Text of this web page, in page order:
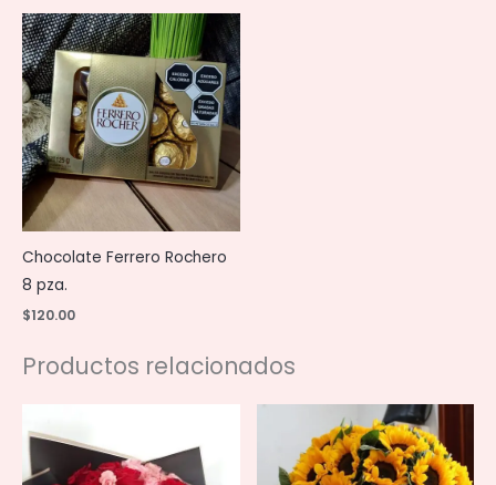
Chocolate Ferrero Rochero
8 pza.
$120.00
Productos relacionados